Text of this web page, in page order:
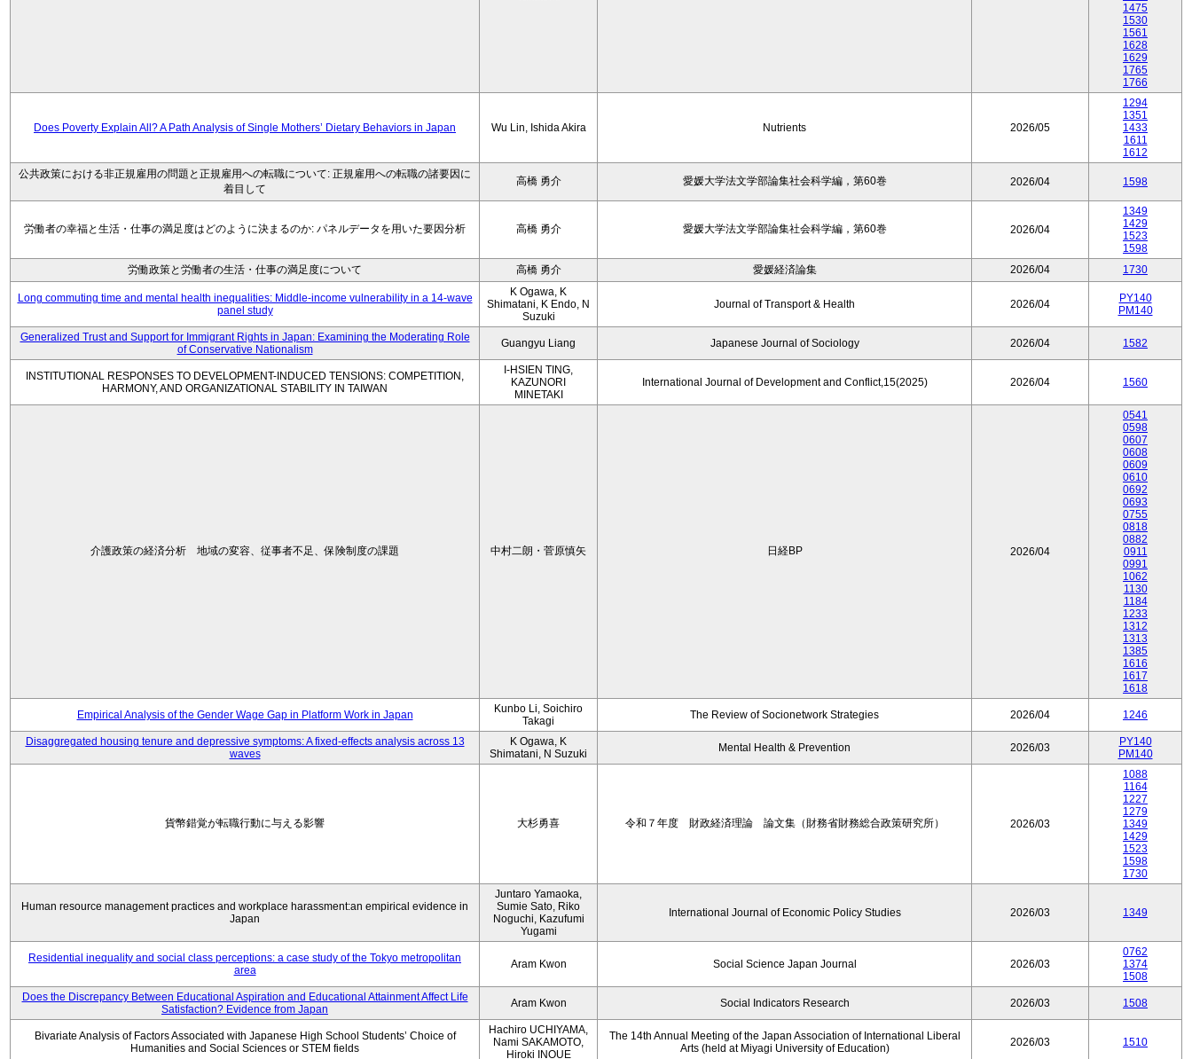
1475
1530
1561
1628
1629
1765
1766
Does Poverty Explain All? A Path Analysis of Single Mothers’ Dietary Behaviors in Japan Wu Lin, Ishida Akira Nutrients 2026/05
1294
1351
1433
1611
1612
公共政策における非正規雇用の問題と正規雇用への転職について: 正規雇用への転職の諸要因に
着目して
高橋 勇介 愛媛大学法文学部論集社会科学編，第60巻 2026/04 1598
労働者の幸福と生活・仕事の満足度はどのように決まるのか: パネルデータを用いた要因分析 高橋 勇介 愛媛大学法文学部論集社会科学編，第60巻 2026/04
1349
1429
1523
1598
労働政策と労働者の生活・仕事の満足度について
高橋 勇介 愛媛経済論集 2026/04 1730
Long commuting time and mental health inequalities: Middle-income vulnerability in a 14-wave
panel study
K Ogawa, K
Shimatani, K Endo, N
Suzuki
Journal of Transport & Health 2026/04
PY140
PM140
Generalized Trust and Support for Immigrant Rights in Japan: Examining the Moderating Role
of Conservative Nationalism
Guangyu Liang Japanese Journal of Sociology 2026/04 1582
INSTITUTIONAL RESPONSES TO DEVELOPMENT-INDUCED TENSIONS: COMPETITION,
HARMONY, AND ORGANIZATIONAL STABILITY IN TAIWAN
I-HSIEN TING,
KAZUNORI
MINETAKI
International Journal of Development and Conflict,15(2025) 2026/04 1560
介護政策の経済分析 地域の変容、従事者不足、保険制度の課題 中村二朗・菅原慎矢 日経BP 2026/04
0541
0598
0607
0608
0609
0610
0692
0693
0755
0818
0882
0911
0991
1062
1130
1184
1233
1312
1313
1385
1616
1617
1618
Empirical Analysis of the Gender Wage Gap in Platform Work in Japan
Kunbo Li, Soichiro
Takagi
The Review of Socionetwork Strategies 2026/04 1246
Disaggregated housing tenure and depressive symptoms: A fixed-effects analysis across 13
waves
K Ogawa, K
Shimatani, N Suzuki
Mental Health & Prevention 2026/03
PY140
PM140
貨幣錯覚が転職行動に与える影響 大杉勇喜 令和７年度 財政経済理論 論文集（財務省財務総合政策研究所） 2026/03
1088
1164
1227
1279
1349
1429
1523
1598
1730
Human resource management practices and workplace harassment:an empirical evidence in
Japan
Juntaro Yamaoka,
Sumie Sato, Riko
Noguchi, Kazufumi
Yugami
International Journal of Economic Policy Studies 2026/03 1349
Residential inequality and social class perceptions: a case study of the Tokyo metropolitan
area
Aram Kwon Social Science Japan Journal 2026/03
0762
1374
1508
Does the Discrepancy Between Educational Aspiration and Educational Attainment Affect Life
Satisfaction? Evidence from Japan
Aram Kwon Social Indicators Research 2026/03 1508
Bivariate Analysis of Factors Associated with Japanese High School Students’ Choice of
Humanities and Social Sciences or STEM fields
Hachiro UCHIYAMA,
Nami SAKAMOTO,
Hiroki INOUE
The 14th Annual Meeting of the Japan Association of International Liberal
Arts (held at Miyagi University of Education)
2026/03 1510